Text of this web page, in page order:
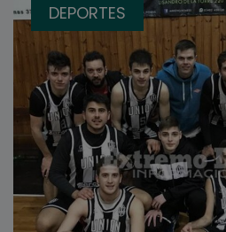
DEPORTES